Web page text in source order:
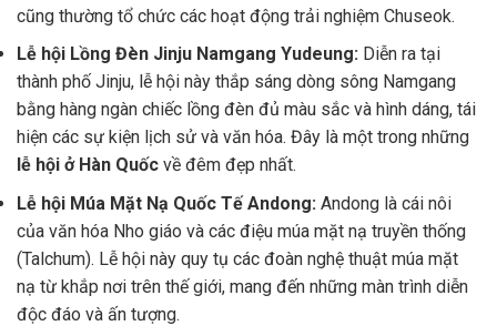
cũng thường tổ chức các hoạt động trải nghiệm Chuseok.
Lễ hội Lồng Đèn Jinju Namgang Yudeung: Diễn ra tại
thành phố Jinju, lễ hội này thắp sáng dòng sông Namgang
bằng hàng ngàn chiếc lồng đèn đủ màu sắc và hình dáng, tái
hiện các sự kiện lịch sử và văn hóa. Đây là một trong những
lễ hội ở Hàn Quốc về đêm đẹp nhất.
Lễ hội Múa Mặt Nạ Quốc Tế Andong: Andong là cái nôi
của văn hóa Nho giáo và các điệu múa mặt nạ truyền thống
(Talchum). Lễ hội này quy tụ các đoàn nghệ thuật múa mặt
nạ từ khắp nơi trên thế giới, mang đến những màn trình diễn
độc đáo và ấn tượng.